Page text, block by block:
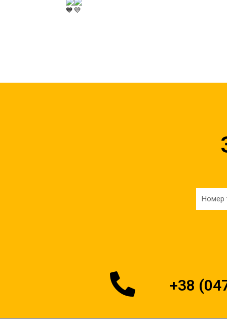
+38